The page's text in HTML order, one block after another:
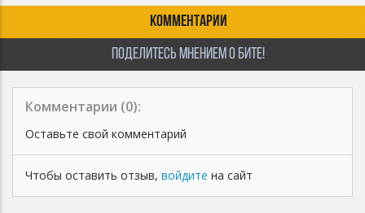
КОММЕНТАРИИ
ПОДЕЛИТЕСЬ МНЕНИЕМ О БИТЕ!
Комментарии (0):
Оставьте свой комментарий
Чтобы оставить отзыв, войдите на сайт